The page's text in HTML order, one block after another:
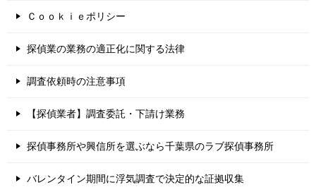
Ｃｏｏｋｉｅポリシー
探偵業の業務の適正化に関する法律
調査依頼時の注意事項
【探偵業者】調査委託・下請け業務
探偵事務所や興信所を選ぶなら千葉県のラブ探偵事務所
バレンタイン期間に浮気調査で決定的な証拠収集